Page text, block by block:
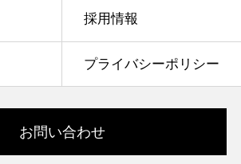
採用情報
プライバシーポリシー
お問い合わせ